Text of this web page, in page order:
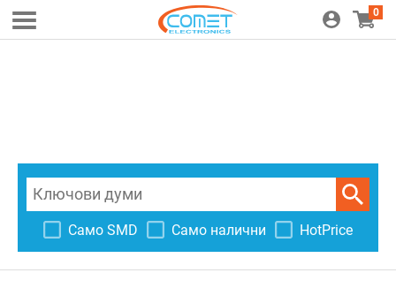
0
Само SMD Само налични HotPrice